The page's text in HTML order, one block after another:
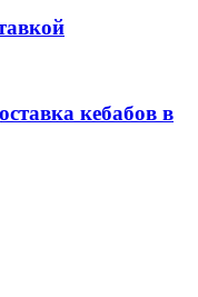
кебабов в